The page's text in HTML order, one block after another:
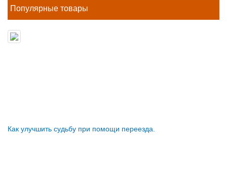
Популярные товары
Как улучшить судьбу при помощи переезда.